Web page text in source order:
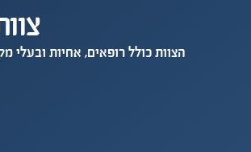
הצוות כולל רופאים, אחיות ובעלי